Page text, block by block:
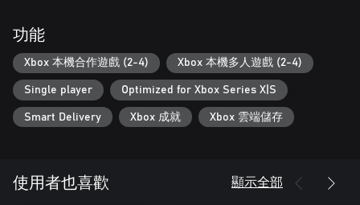
功能
Xbox 本機合作遊戲 (2-4) Xbox 本機多人遊戲 (2-4)
Single player Optimized for Xbox Series X|S
Smart Delivery Xbox 成就 Xbox 雲端儲存
使用者也喜歡 顯示全部